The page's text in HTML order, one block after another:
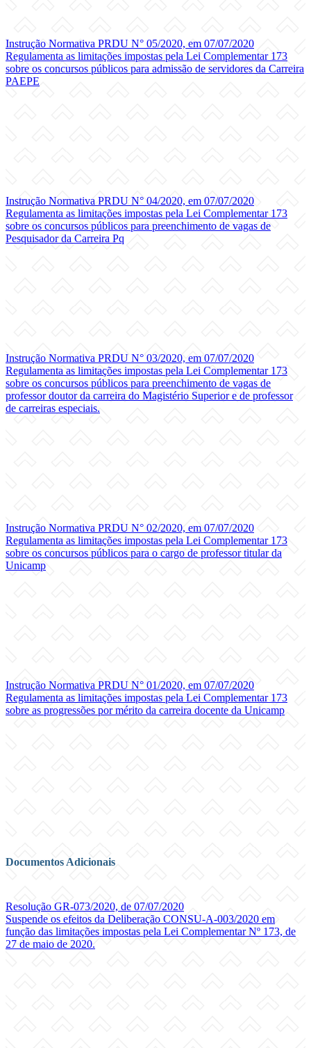
Instrução Normativa PRDU N° 05/2020, em 07/07/2020
Regulamenta as limitações impostas pela Lei Complementar 173
sobre os concursos públicos para admissão de servidores da Carreira
PAEPE
Instrução Normativa PRDU N° 04/2020, em 07/07/2020
Regulamenta as limitações impostas pela Lei Complementar 173
sobre os concursos públicos para preenchimento de vagas de
Pesquisador da Carreira Pq
Instrução Normativa PRDU N° 03/2020, em 07/07/2020
Regulamenta as limitações impostas pela Lei Complementar 173
sobre os concursos públicos para preenchimento de vagas de
professor doutor da carreira do Magistério Superior e de professor
de carreiras especiais.
Instrução Normativa PRDU N° 02/2020, em 07/07/2020
Regulamenta as limitações impostas pela Lei Complementar 173
sobre os concursos públicos para o cargo de professor titular da
Unicamp
Instrução Normativa PRDU N° 01/2020, em 07/07/2020
Regulamenta as limitações impostas pela Lei Complementar 173
sobre as progressões por mérito da carreira docente da Unicamp
Documentos Adicionais
Resolução GR-073/2020, de 07/07/2020
Suspende os efeitos da Deliberação CONSU-A-003/2020 em
função das limitações impostas pela Lei Complementar Nº 173, de
27 de maio de 2020.